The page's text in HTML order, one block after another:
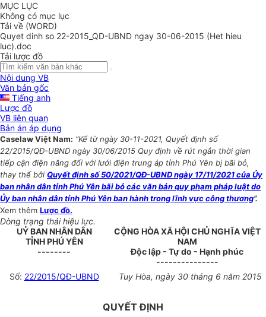
MỤC LỤC
Không có mục lục
Tải về (WORD)
Quyet dinh so 22-2015_QD-UBND ngay 30-06-2015 (Het hieu
luc).doc
Tải lược đồ
Nội dung VB
Văn bản gốc
Tiếng anh
Lược đồ
VB liên quan
Bản án áp dụng
Caselaw Việt Nam: “Kể từ ngày 30-11-2021, Quyết định số
22/2015/QĐ-UBND ngày 30/06/2015 Quy định về rút ngắn thời gian
tiếp cận điện năng đối với lưới điện trung áp tỉnh Phú Yên bị bãi bỏ,
thay thế bởi Quyết định số 50/2021/QĐ-UBND ngày 17/11/2021 của Ủy
ban nhân dân tỉnh Phú Yên bãi bỏ các văn bản quy phạm pháp luật do
Ủy ban nhân dân tỉnh Phú Yên ban hành trong lĩnh vực công thương”.
Xem thêm Lược đồ.
Dòng trạng thái hiệu lực.
UỶ BAN NHÂN DÂN
TỈNH PHÚ YÊN
--------
CỘNG HÒA XÃ HỘI CHỦ NGHĨA VIỆT
NAM
Độc lập - Tự do - Hạnh phúc
---------------
Số: 22/2015/QĐ-UBND Tuy Hòa, ngày 30 tháng 6 năm 2015
QUYẾT ĐỊNH